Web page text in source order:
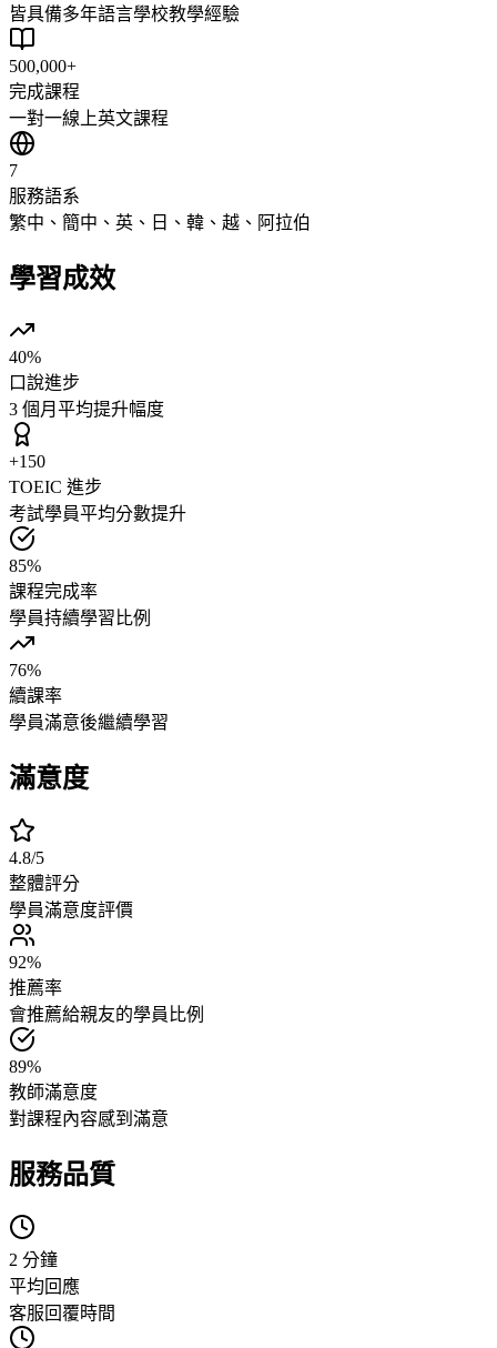
皆具備多年語言學校教學經驗
500,000+
完成課程
一對一線上英文課程
7
服務語系
繁中、簡中、英、日、韓、越、阿拉伯
學習成效
40%
口說進步
3 個月平均提升幅度
+150
TOEIC 進步
考試學員平均分數提升
85%
課程完成率
學員持續學習比例
76%
續課率
學員滿意後繼續學習
滿意度
4.8/5
整體評分
學員滿意度評價
92%
推薦率
會推薦給親友的學員比例
89%
教師滿意度
對課程內容感到滿意
服務品質
2 分鐘
平均回應
客服回覆時間